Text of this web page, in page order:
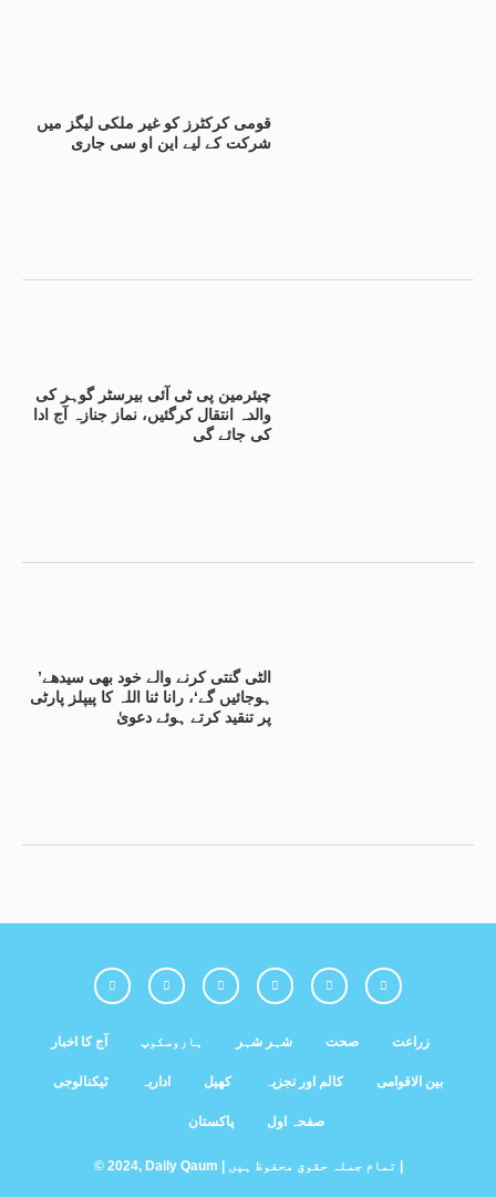
قومی کرکٹرز کو غیر ملکی لیگز میں
شرکت کے لیے این او سی جاری
چیئرمین پی ٹی آئی بیرسٹر گوہر کی
والدہ انتقال کرگئیں، نماز جنازہ آج ادا
کی جائے گی
’الٹی گنتی کرنے والے خود بھی سیدھے
ہوجائیں گے‘، رانا ثنا اللہ کا پیپلز پارٹی
پر تنقید کرتے ہوئے دعویٰ
آج کا اخبار ہاروسکوپ شہر شہر صحت زراعت
ٹیکنالوجی اداریہ کھیل کالم اور تجزیہ بین الاقوامی
پاکستان صفحہ اول
© 2024, Daily Qaum | تمام جملہ حقوق محفوظ ہیں |